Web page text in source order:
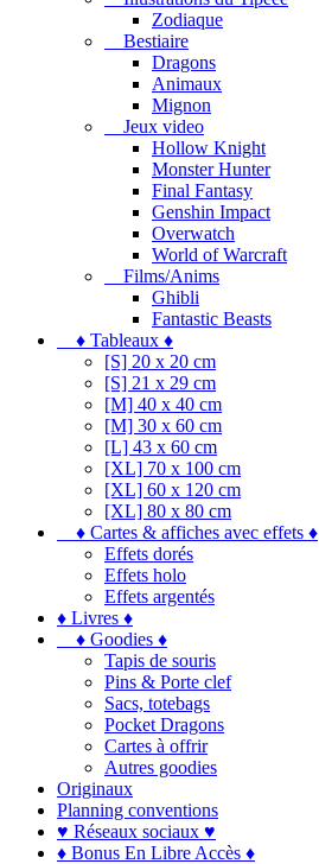
Zodiaque
Bestiaire
Dragons
Animaux
Mignon
Jeux video
Hollow Knight
Monster Hunter
Final Fantasy
Genshin Impact
Overwatch
World of Warcraft
Films/Anims
Ghibli
Fantastic Beasts
♦ Tableaux ♦
[S] 20 x 20 cm
[S] 21 x 29 cm
[M] 40 x 40 cm
[M] 30 x 60 cm
[L] 43 x 60 cm
[XL] 70 x 100 cm
[XL] 60 x 120 cm
[XL] 80 x 80 cm
♦ Cartes & affiches avec effets ♦
Effets dorés
Effets holo
Effets argentés
♦ Livres ♦
♦ Goodies ♦
Tapis de souris
Pins & Porte clef
Sacs, totebags
Pocket Dragons
Cartes à offrir
Autres goodies
Originaux
Planning conventions
♥ Réseaux sociaux ♥
♦ Bonus En Libre Accès ♦